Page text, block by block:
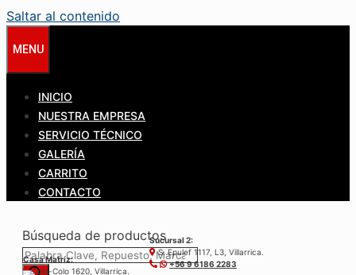
Saltar al contenido
MENU
INICIO
NUESTRA EMPRESA
SERVICIO TÉCNICO
GALERÍA
CARRITO
CONTACTO
Búsqueda de productos
Casa Matríz:
Colo-Colo 1620, Villarrica.
Sucursal 2:
S. Epulef 1117, L3, Villarrica.
+56 9 6186 2283